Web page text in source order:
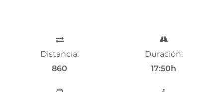
Distancia:
860
Duración:
17:50h